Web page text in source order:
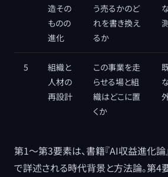
造その
ものの
進化
う売るかのど
れを書き換え
るか
5
組織と
人材の
再設計
この事業を走
らせる場と組
織はどこに置
くか
第1〜第3要素は、書籍『AI収益進化
で詳述される時代背景と方法論。第4